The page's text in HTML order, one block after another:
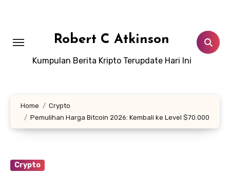
Robert C Atkinson
Kumpulan Berita Kripto Terupdate Hari Ini
Home
Crypto
Pemulihan Harga Bitcoin 2026: Kembali ke Level $70.000
Crypto